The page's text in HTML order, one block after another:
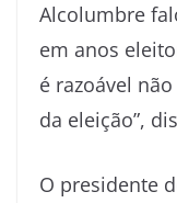
Alcolumbre
em anos
é razoável
da eleição”,
O presidente